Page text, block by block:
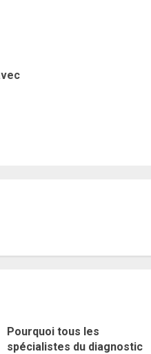
Pourquoi tous les
spécialistes du diagnostic